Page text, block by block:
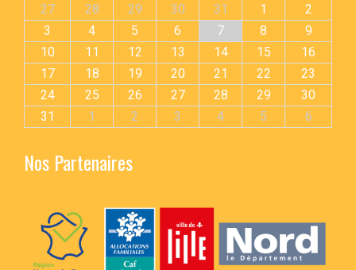
27
28 29 30 31 1
2
3
4 5 6 7 8
9
10
11 12 13 14 15
16
17
18 19 20 21 22
23
24
25 26 27 28 29
30
31
1 2 3 4 5 6
Nos Partenaires